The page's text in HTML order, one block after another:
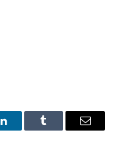
LinkedInTumblr
E-